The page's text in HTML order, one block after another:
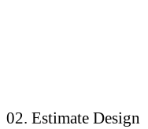
02. Estimate Design